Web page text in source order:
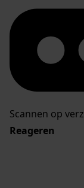
Scannen op
Reageren